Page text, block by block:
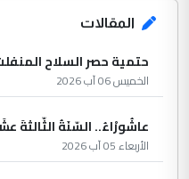
المقالات
حتمية حصر السلاح
الخميس 06 آب 2026
عاشُورْاءُ.. السّنَةُ الثّالثةَ
الأربعاء 05 آب 2026